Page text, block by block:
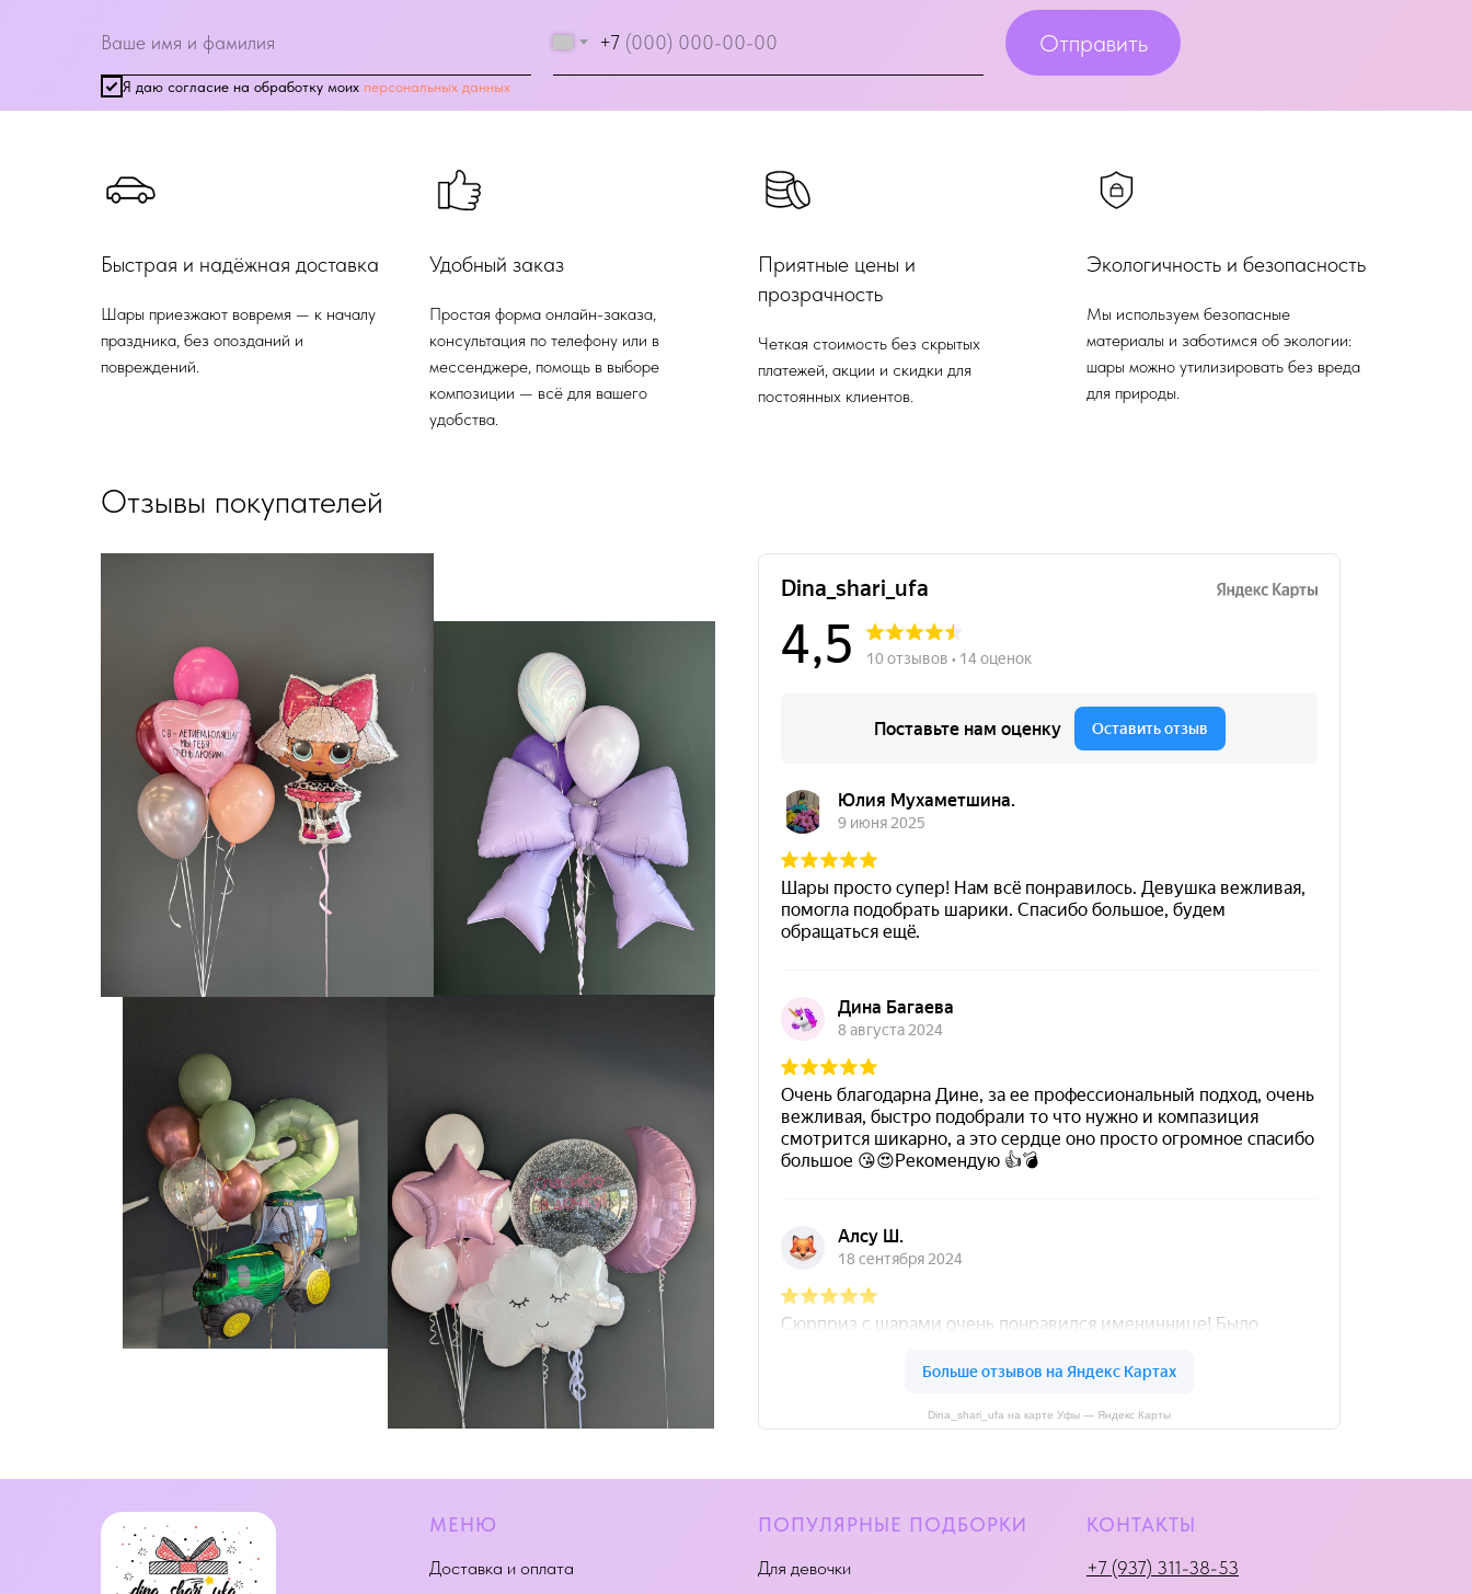
+7
Я даю согласие на обработку моих персональных данных
Отправить
Быстрая и надёжная доставка
Шары приезжают вовремя — к началу
праздника, без опозданий и
повреждений.
Удобный заказ
Простая форма онлайн-заказа,
консультация по телефону или в
мессенджере, помощь в выборе
композиции — всё для вашего
удобства.
Приятные цены и
прозрачность
Четкая стоимость без скрытых
платежей, акции и скидки для
постоянных клиентов.
Экологичность и безопасность
Мы используем безопасные
материалы и заботимся об экологии:
шары можно утилизировать без вреда
для природы.
Отзывы покупателей
Dina_shari_ufa на карте Уфы — Яндекс Карты
МЕНЮ
Доставка и оплата
ПОПУЛЯРНЫЕ ПОДБОРКИ
Для девочки
КОНТАКТЫ
+7 (937) 311-38-53